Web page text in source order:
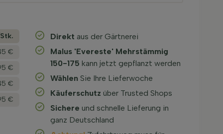
€
€
€
€
Direkt aus der Gärtnerei
Malus 'Evereste' Mehrstämmig
150-175 kann jetzt gepflanzt werden
Wählen Sie Ihre Lieferwoche
Käuferschutz über Trusted Shops
Sichere und schnelle Lieferung in
ganz Deutschland